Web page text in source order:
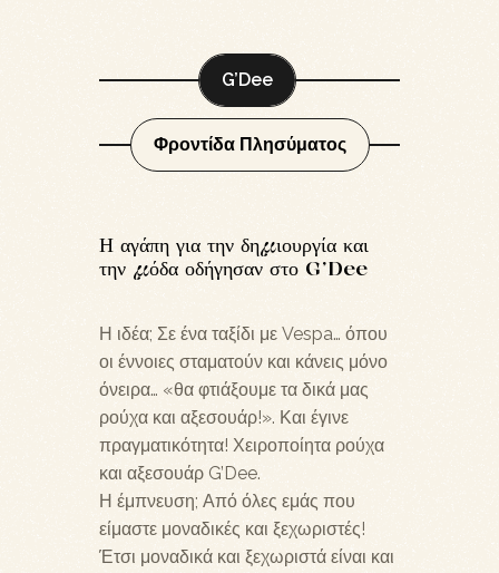
G’Dee
Φροντίδα Πλησύματος
Η αγάπη για την δημιουργία και
την μόδα οδήγησαν στο G’Dee
Η ιδέα; Σε ένα ταξίδι με Vespa… όπου
οι έννοιες σταματούν και κάνεις μόνο
όνειρα… «θα φτιάξουμε τα δικά μας
ρούχα και αξεσουάρ!». Και έγινε
πραγματικότητα! Χειροποίητα ρούχα
και αξεσουάρ G’Dee.
Η έμπνευση; Από όλες εμάς που
είμαστε μοναδικές και ξεχωριστές!
Έτσι μοναδικά και ξεχωριστά είναι και